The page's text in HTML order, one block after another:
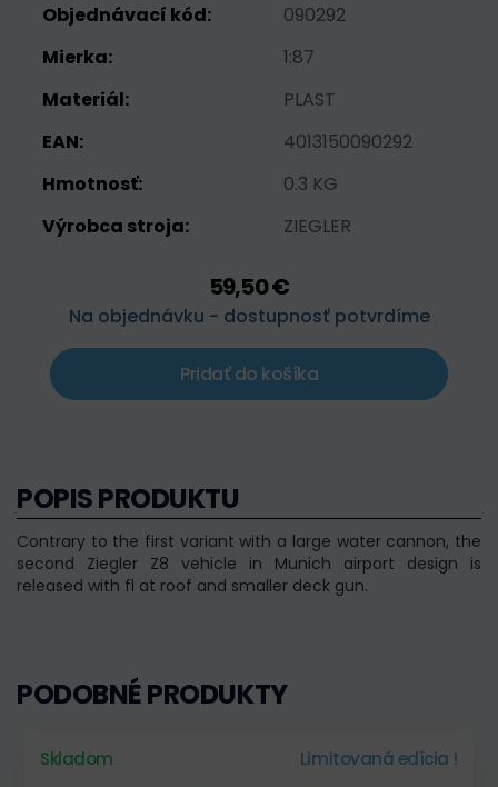
Objednávací kód:
090292
Mierka:
1:87
Materiál:
PLAST
EAN:
4013150090292
Hmotnosť:
0.3 KG
Výrobca stroja:
ZIEGLER
59,50 €
Na objednávku - dostupnosť potvrdíme
Pridať do košíka
POPIS PRODUKTU
Contrary to the first variant with a large water cannon, the
second Ziegler Z8 vehicle in Munich airport design is
released with fl at roof and smaller deck gun.
PODOBNÉ PRODUKTY
Skladom Limitovaná edícia !